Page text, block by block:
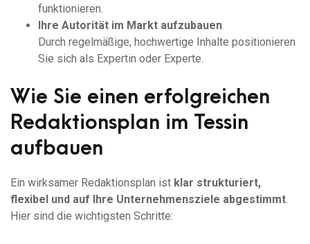
funktionieren.
Ihre Autorität im Markt aufzubauen
Durch regelmäßige, hochwertige Inhalte positionieren
Sie sich als Expertin oder Experte.
Wie Sie einen erfolgreichen
Redaktionsplan im Tessin
aufbauen
Ein wirksamer Redaktionsplan ist klar strukturiert,
flexibel und auf Ihre Unternehmensziele abgestimmt.
Hier sind die wichtigsten Schritte: